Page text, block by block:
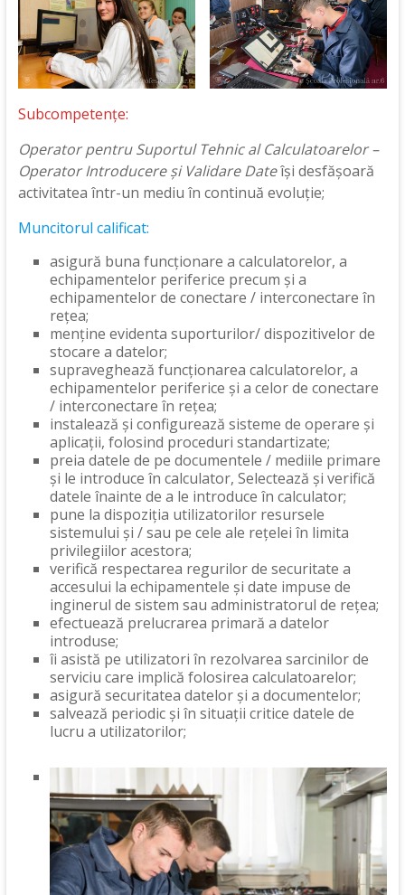
Subcompetențe:
Operator pentru Suportul Tehnic al Calculatoarelor –
Operator Introducere și Validare Dateîși desfășoară
activitatea într-un mediu în continuă evoluție;
Muncitorul calificat:
asigură buna funcționare a calculatorelor, a
echipamentelor periferice precum și a
echipamentelor de conectare / interconectare în
rețea;
menține evidenta suporturilor/ dispozitivelor de
stocare a datelor;
supraveghează funcționarea calculatorelor, a
echipamentelor periferice și a celor de conectare
/ interconectare în rețea;
instalează și configurează sisteme de operare și
aplicații, folosind proceduri standartizate;
preia datele de pe documentele / mediile primare
și le introduce în calculator, Selectează și verifică
datele înainte de a le introduce în calculator;
pune la dispoziția utilizatorilor resursele
sistemului și / sau pe cele ale rețelei în limita
privilegiilor acestora;
verifică respectarea regurilor de securitate a
accesului la echipamentele și date impuse de
inginerul de sistem sau administratorul de rețea;
efectuează prelucrarea primară a datelor
introduse;
îi asistă pe utilizatori în rezolvarea sarcinilor de
serviciu care implică folosirea calculatoarelor;
asigură securitatea datelor și a documentelor;
salvează periodic și în situații critice datele de
lucru a utilizatorilor;